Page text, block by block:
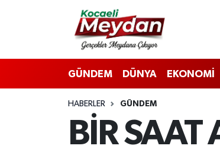
GÜNDEM DÜNYA EKONOMİ
HABERLER GÜNDEM
BİR
Nöbetçi Eczaneler
Hava Durumu
Trafik Durumu
Süper Lig Puan Durumu ve Fikstür